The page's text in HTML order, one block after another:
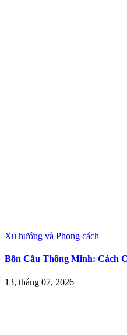
Xu hướng và Phong cách
Bồn Cầu Thông Minh: Cách
13, tháng 07, 2026